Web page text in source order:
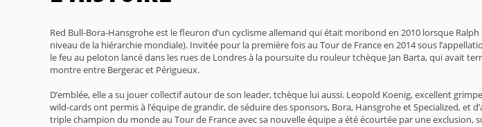
Red Bull-Bora-Hansgrohe est le fleuron d’un cyclisme allemand qui était moribond en 2010 lorsque
niveau de la hiérarchie mondiale). Invitée pour la première fois au Tour de France en 2014 sous
le feu au peloton lancé dans les rues de Londres à la poursuite du rouleur tchèque Jan Barta, qui avait
montre entre Bergerac et Périgueux.
D’emblée, elle a su jouer collectif autour de son leader, tchèque lui aussi. Leopold Koenig, excellent
wild-cards ont permis à l’équipe de grandir, de séduire des sponsors, Bora, Hansgrohe et Specialized,
triple champion du monde au Tour de France avec sa nouvelle équipe a été écourtée par une exclusion,